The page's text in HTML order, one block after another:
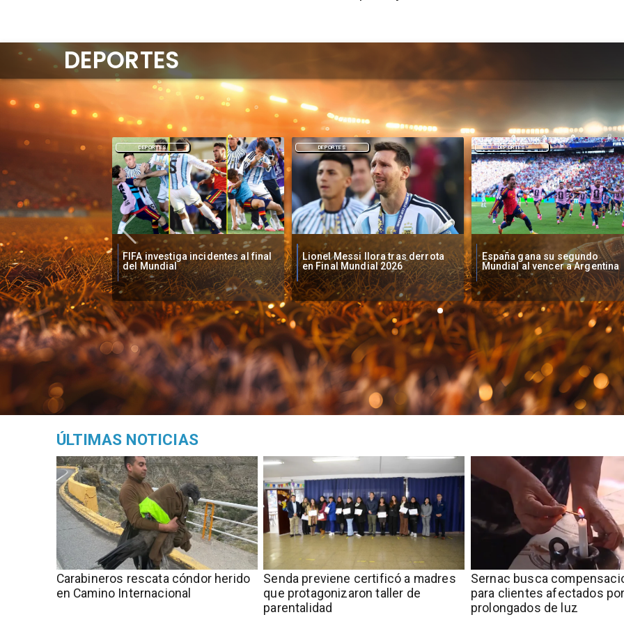
incidentes al final
Lionel Messi llora tras derrota
en Final Mundial 2026
DEPORTES
España gana su segundo
Mundial al vencer a Argentina
DEPORTES
FIFA investiga pancarta de
Argentina sobre Malvinas
DEPORTES
DEPORTES
ÚLTIMAS NOTICIAS
Carabineros rescata cóndor herido
en Camino Internacional
Senda previene certificó a madres
que protagonizaron taller de
parentalidad
Sernac busca
para clientes afectados
prolongados de luz